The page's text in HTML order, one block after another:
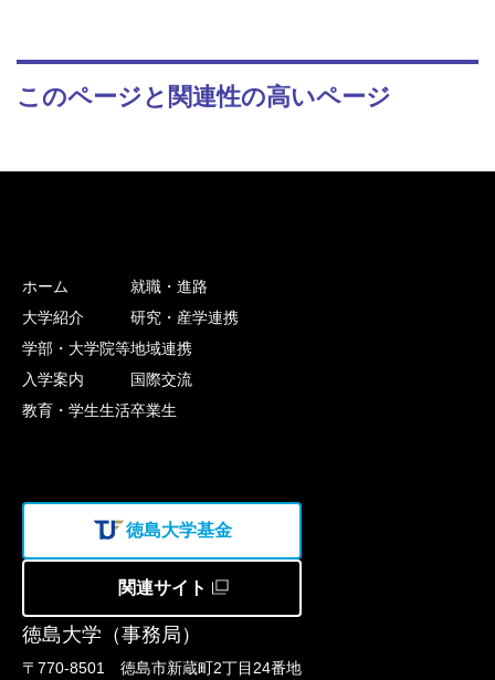
このページと関連性の高いページ
徳島大学（事務局）
〒770-8501 徳島市新蔵町2丁目24番地
ホーム
大学紹介
学部・大学院等
入学案内
教育・学生生活
就職・進路
研究・産学連携
地域連携
国際交流
卒業生
徳島大学基金
関連サイト